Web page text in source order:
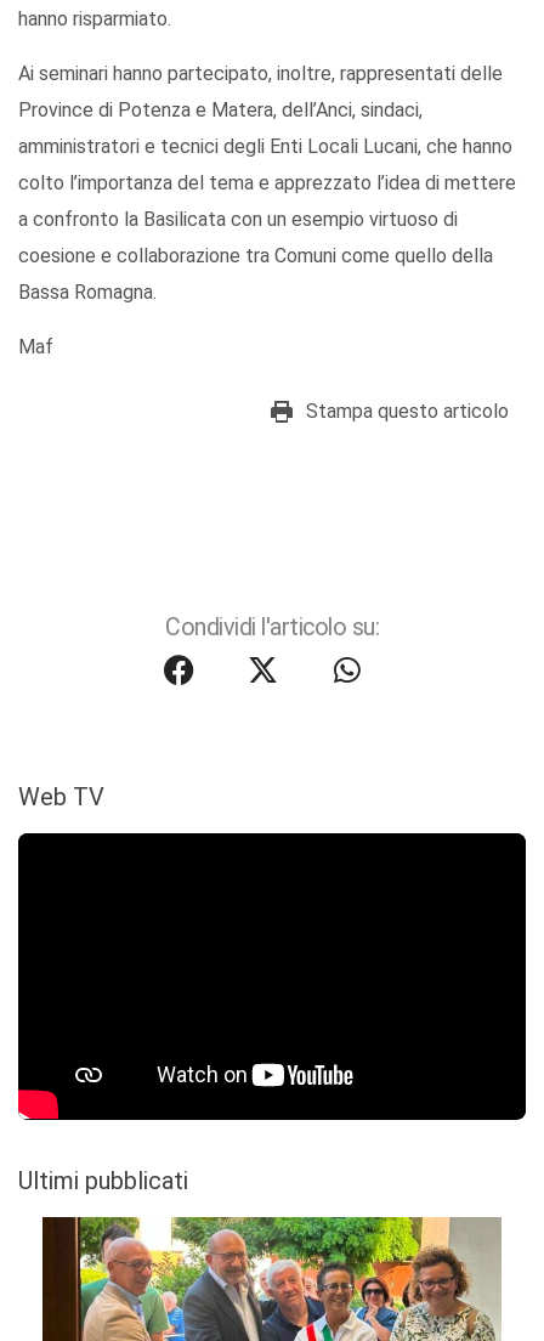
hanno risparmiato.
Ai seminari hanno partecipato, inoltre, rappresentati delle
Province di Potenza e Matera, dell’Anci, sindaci,
amministratori e tecnici degli Enti Locali Lucani, che hanno
colto l’importanza del tema e apprezzato l’idea di mettere
a confronto la Basilicata con un esempio virtuoso di
coesione e collaborazione tra Comuni come quello della
Bassa Romagna.
Maf
Stampa questo articolo
Condividi l'articolo su:
Web TV
Ultimi pubblicati